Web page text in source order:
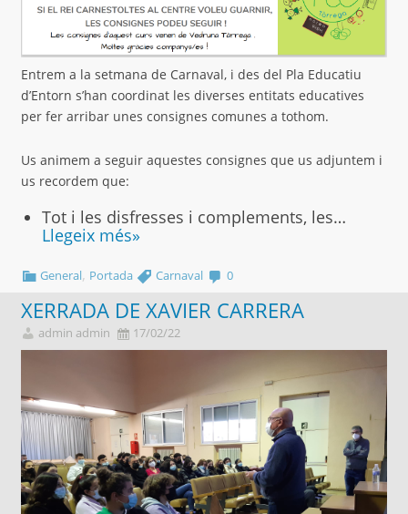
Entrem a la setmana de Carnaval, i des del Pla Educatiu
d’Entorn s’han coordinat les diverses entitats educatives
per fer arribar unes consignes comunes a tothom.
Us animem a seguir aquestes consignes que us adjuntem i
us recordem que:
Tot i les disfresses i complements, les…
Llegeix més»
General, Portada Carnaval 0
XERRADA DE XAVIER CARRERA
admin admin 17/02/22